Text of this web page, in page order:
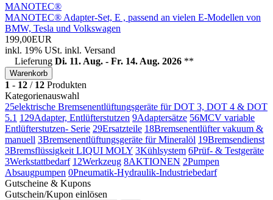
MANOTEC®
MANOTEC® Adapter-Set, E , passend an vielen E-Modellen von
BMW, Tesla und Volkswagen
199,00EUR
inkl. 19% USt. inkl. Versand
Lieferung Di. 11. Aug. - Fr. 14. Aug. 2026 **
Warenkorb
1 - 12 / 12 Produkten
Kategorienauswahl
25elektrische Bremsenentlüftungsgeräte für DOT 3, DOT 4 & DOT
5.1 129Adapter, Entlüfterstutzen 9Adaptersätze 56MCV variable
Entlüfterstutzen- Serie 29Ersatzteile 18Bremsenentlüfter vakuum &
manuell 3Bremsenentlüftungsgeräte für Mineralöl 19Bremsendienst
3Bremsflüssigkeit LIQUI MOLY 3Kühlsystem 6Prüf- & Testgeräte
3Werkstattbedarf 12Werkzeug 8AKTIONEN 2Pumpen
Absaugpumpen 0Pneumatik-Hydraulik-Industriebedarf
Gutscheine & Kupons
Gutschein/Kupon einlösen